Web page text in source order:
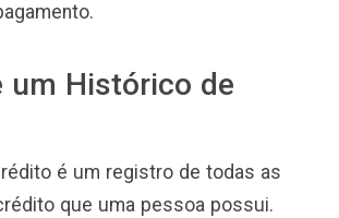
um Histórico de
é um registro de todas as
que uma pessoa possui.